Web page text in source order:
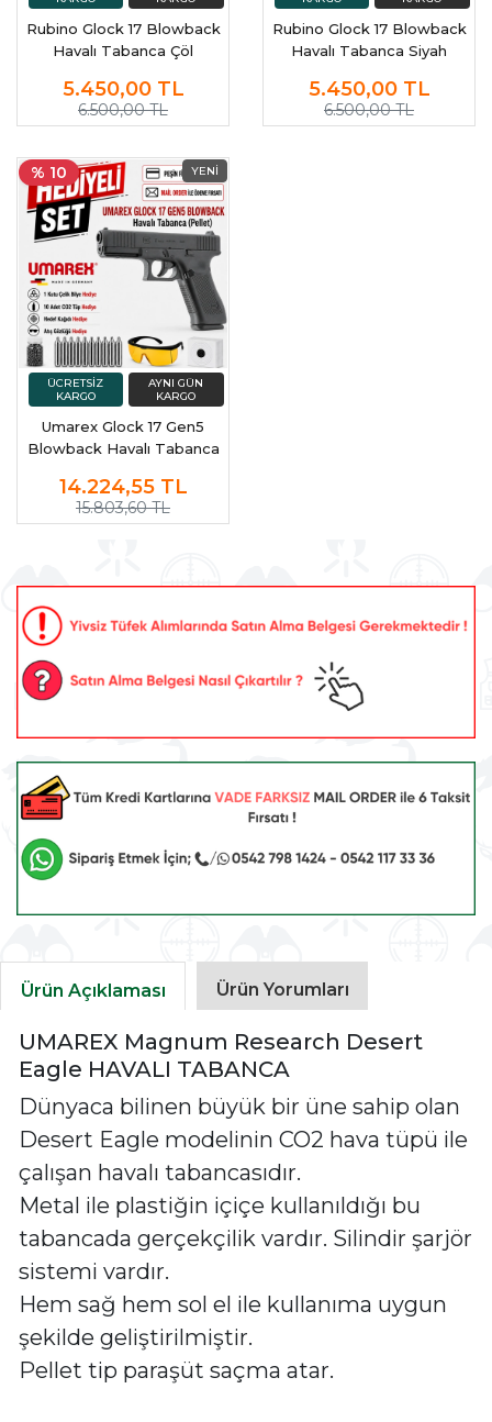
Rubino Glock 17 Blowback
Havalı Tabanca Çöl
5.450,00 TL
6.500,00 TL
Rubino Glock 17 Blowback
Havalı Tabanca Siyah
5.450,00 TL
6.500,00 TL
% 10
Umarex Glock 17 Gen5
Blowback Havalı Tabanca
14.224,55 TL
15.803,60 TL
Ürün Açıklaması Ürün Yorumları
UMAREX Magnum Research Desert
Eagle HAVALI TABANCA
Dünyaca bilinen büyük bir üne sahip olan
Desert Eagle modelinin CO2 hava tüpü ile
çalışan havalı tabancasıdır.
Metal ile plastiğin içiçe kullanıldığı bu
tabancada gerçekçilik vardır. Silindir şarjör
sistemi vardır.
Hem sağ hem sol el ile kullanıma uygun
şekilde geliştirilmiştir.
Pellet tip paraşüt saçma atar.